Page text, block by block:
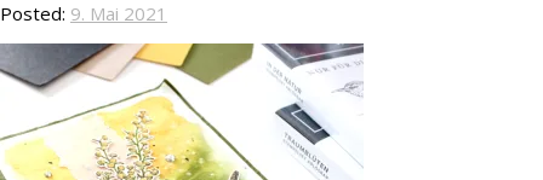
Posted: 9. Mai 2021